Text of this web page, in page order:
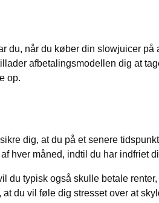
du, når du køber din slowjuicer
afbetalingsmodellen dig at
op.
dig, at du på et senere
hver måned, indtil du har indfriet
du typisk også skulle betale
du vil føle dig stresset over at